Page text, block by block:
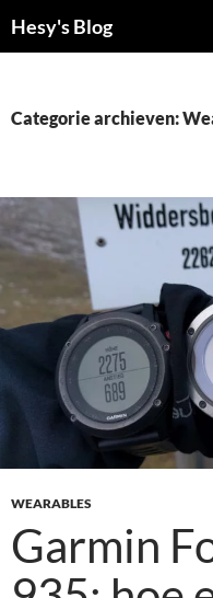
naar
Hesy's Blog
Categorie archieven:
WEARABLES
Garmin